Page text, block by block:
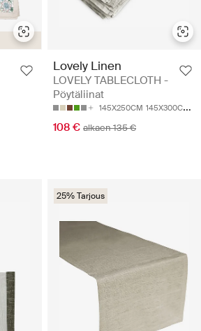
Lovely Linen
LOVELY TABLECLOTH -
Pöytäliinat
145X250CM 145X300CM
108 € alkaen 135 €
25% Tarjous